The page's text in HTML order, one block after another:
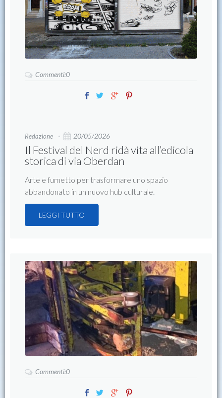
Commenti:0
Redazione 20/05/2026
Il Festival del Nerd ridà vita all’edicola
storica di via Oberdan
Arte e fumetto per trasformare uno spazio
abbandonato in un nuovo hub culturale.
LEGGI TUTTO
Commenti:0